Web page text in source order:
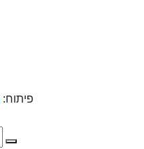
פיתוח: